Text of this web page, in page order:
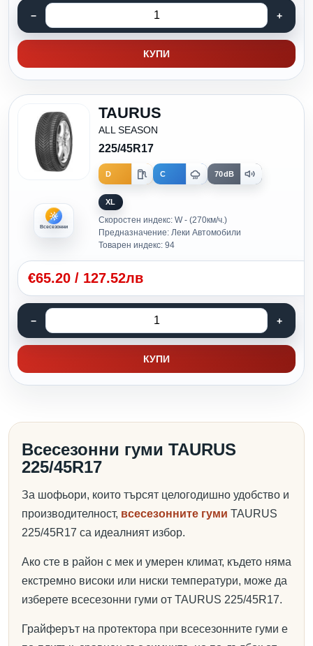
КУПИ
Всесезонни
TAURUS
ALL SEASON
225/45R17
D C 70dB
XL
Скоростен индекс: W - (270км/ч.)
Предназначение: Леки Автомобили
Товарен индекс: 94
€65.20 / 127.52лв
КУПИ
Всесезонни гуми TAURUS
225/45R17
За шофьори, които търсят целогодишно удобство и
производителност, всесезонните гуми TAURUS
225/45R17 са идеалният избор.
Ако сте в район с мек и умерен климат, където няма
екстремно високи или ниски температури, може да
изберете всесезонни гуми от TAURUS 225/45R17.
Грайферът на протектора при всесезонните гуми е